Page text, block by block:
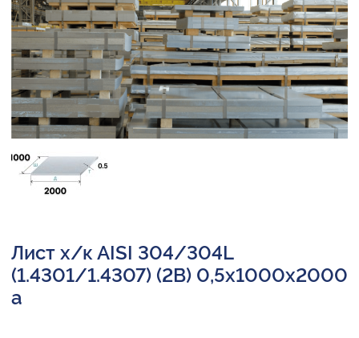
Лист х/к AISI 304/304L
(1.4301/1.4307) (2B) 0,5х1000х2000
а